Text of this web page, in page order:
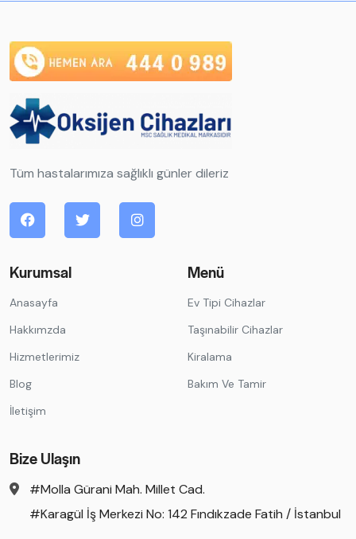
Tüm hastalarımıza sağlıklı günler dileriz
Kurumsal
Anasayfa
Hakkımzda
Hizmetlerimiz
Blog
İletişim
Menü
Ev Tipi Cihazlar
Taşınabilir Cihazlar
Kiralama
Bakım Ve Tamir
Bize Ulaşın
#Molla Gürani Mah. Millet Cad.
#Karagül İş Merkezi No: 142 Fındıkzade Fatih / İstanbul